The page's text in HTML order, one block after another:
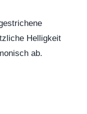
Helligkeit
ab.